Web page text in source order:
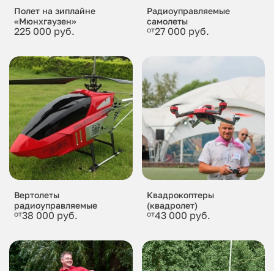
Полет на зиплайне
«Мюнхгаузен»
225 000 руб.
Радиоуправляемые
самолеты
от27 000 руб.
Вертолеты
радиоуправляемые
от38 000 руб.
Квадрокоптеры
(квадролет)
от43 000 руб.